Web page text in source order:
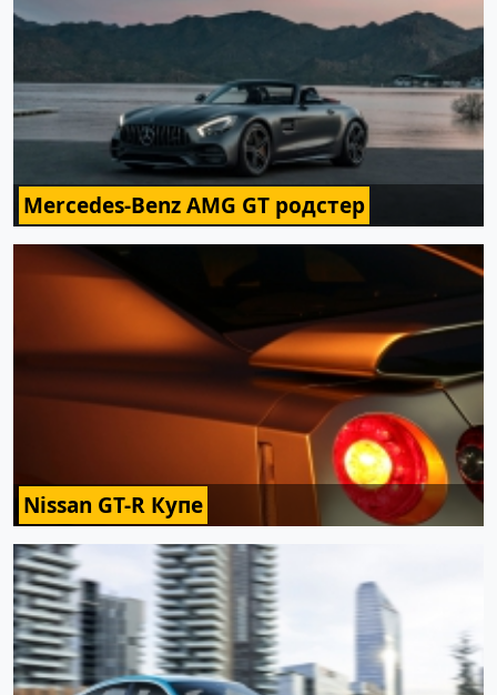
Mercedes-Benz AMG GT родстер
Nissan GT-R Купе